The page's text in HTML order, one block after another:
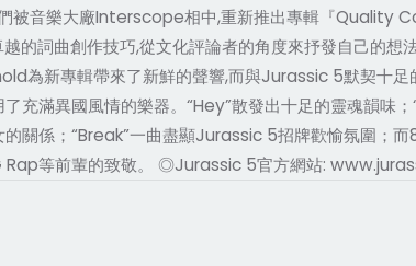
被音樂大廠Interscope相中,重新推出專輯『Quality
詞曲創作技巧,從文化評論者的角度來抒發自己的想
為新專輯帶來了新鮮的聲響,而與Jurassic 5默契十
充滿異國風情的樂器。“Hey”散發出十足的靈魂韻
關係；“Break”一曲盡顯Jurassic 5招牌歡愉氛圍；
等前輩的致敬。 ◎Jurassic 5官方網站: